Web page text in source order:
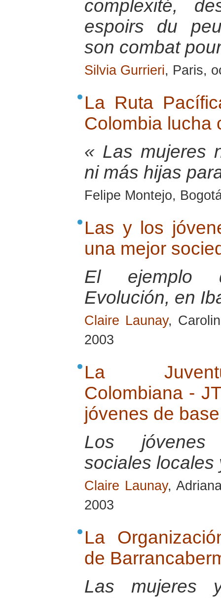
complexité,
espoirs du
son combat
Silvia Gurrieri, Paris,
La Ruta
Colombia lucha
« Las mujeres
ni más hijas
Felipe Montejo,
Las y los
una mejor
El ejemplo
Evolución, en
Claire Launay,
2003
La
Colombiana -
jóvenes de base
Los jóvenes
sociales locales
Claire Launay,
2003
La
de
Las mujeres